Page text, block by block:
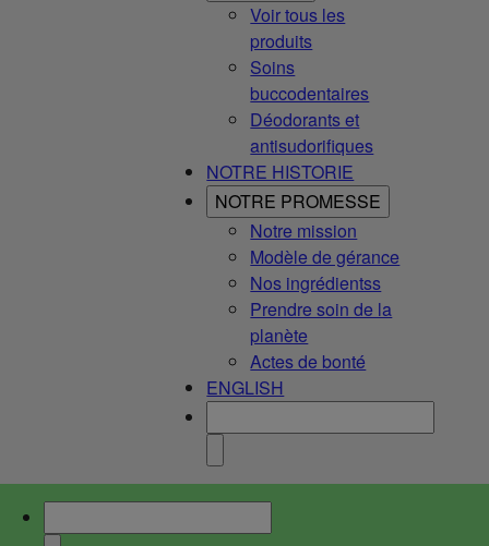
Voir tous les
produits
Soins
buccodentaires
Déodorants et
antisudorifiques
NOTRE HISTORIE
NOTRE PROMESSE
Notre mission
Modèle de gérance
Nos ingrédientss
Prendre soin de la
planète
Actes de bonté
ENGLISH